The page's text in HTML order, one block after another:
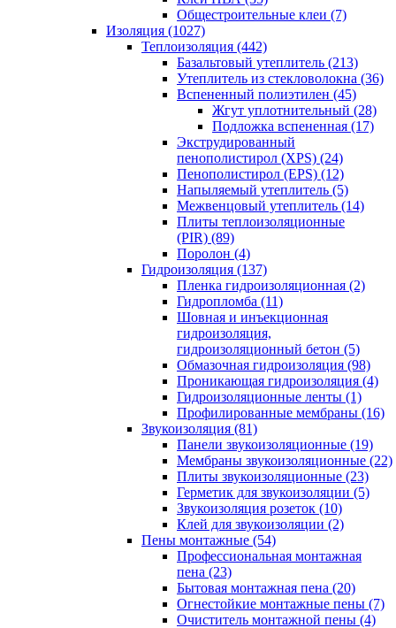
Общестроительные клеи (7)
Изоляция (1027)
Теплоизоляция (442)
Базальтовый утеплитель (213)
Утеплитель из стекловолокна (36)
Вспененный полиэтилен (45)
Жгут уплотнительный (28)
Подложка вспененная (17)
Экструдированный
пенополистирол (XPS) (24)
Пенополистирол (EPS) (12)
Напыляемый утеплитель (5)
Межвенцовый утеплитель (14)
Плиты теплоизоляционные
(PIR) (89)
Поролон (4)
Гидроизоляция (137)
Пленка гидроизоляционная (2)
Гидропломба (11)
Шовная и инъекционная
гидроизоляция,
гидроизоляционный бетон (5)
Обмазочная гидроизоляция (98)
Проникающая гидроизоляция (4)
Гидроизоляционные ленты (1)
Профилированные мембраны (16)
Звукоизоляция (81)
Панели звукоизоляционные (19)
Мембраны звукоизоляционные (22)
Плиты звукоизоляционные (23)
Герметик для звукоизоляции (5)
Звукоизоляция розеток (10)
Клей для звукоизоляции (2)
Пены монтажные (54)
Профессиональная монтажная
пена (23)
Бытовая монтажная пена (20)
Огнестойкие монтажные пены (7)
Очиститель монтажной пены (4)